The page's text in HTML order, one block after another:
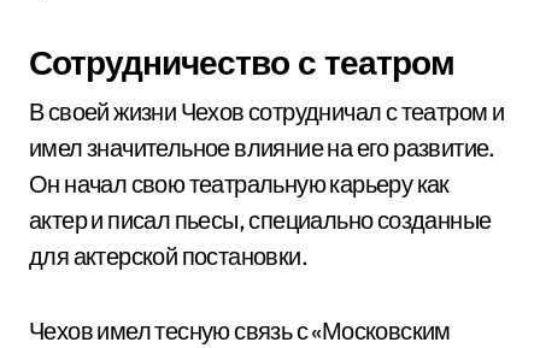
Сотрудничество с театром
В своей жизни Чехов сотрудничал с театром и
имел значительное влияние на его развитие.
Он начал свою театральную карьеру как
актер и писал пьесы, специально созданные
для актерской постановки.
Чехов имел тесную связь с «Московским